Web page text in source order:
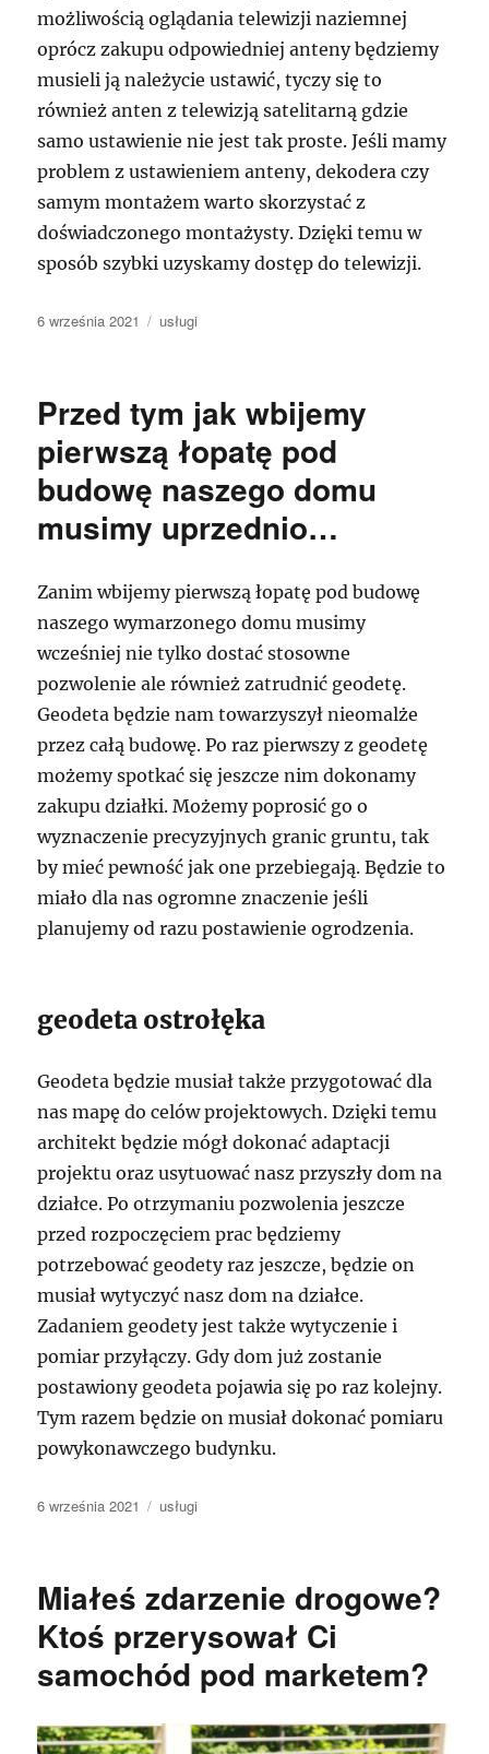
możliwością oglądania telewizji naziemnej
oprócz zakupu odpowiedniej anteny będziemy
musieli ją należycie ustawić, tyczy się to
również anten z telewizją satelitarną gdzie
samo ustawienie nie jest tak proste. Jeśli mamy
problem z ustawieniem anteny, dekodera czy
samym montażem warto skorzystać z
doświadczonego montażysty. Dzięki temu w
sposób szybki uzyskamy dostęp do telewizji.
Data
6 września 2021 Kategorie
usługi
Przed tym jak wbijemy
pierwszą łopatę pod
budowę naszego domu
musimy uprzednio…
Zanim wbijemy pierwszą łopatę pod budowę
naszego wymarzonego domu musimy
wcześniej nie tylko dostać stosowne
pozwolenie ale również zatrudnić geodetę.
Geodeta będzie nam towarzyszył nieomalże
przez całą budowę. Po raz pierwszy z geodetę
możemy spotkać się jeszcze nim dokonamy
zakupu działki. Możemy poprosić go o
wyznaczenie precyzyjnych granic gruntu, tak
by mieć pewność jak one przebiegają. Będzie to
miało dla nas ogromne znaczenie jeśli
planujemy od razu postawienie ogrodzenia.
geodeta ostrołęka
Geodeta będzie musiał także przygotować dla
nas mapę do celów projektowych. Dzięki temu
architekt będzie mógł dokonać adaptacji
projektu oraz usytuować nasz przyszły dom na
działce. Po otrzymaniu pozwolenia jeszcze
przed rozpoczęciem prac będziemy
potrzebować geodety raz jeszcze, będzie on
musiał wytyczyć nasz dom na działce.
Zadaniem geodety jest także wytyczenie i
pomiar przyłączy. Gdy dom już zostanie
postawiony geodeta pojawia się po raz kolejny.
Tym razem będzie on musiał dokonać pomiaru
powykonawczego budynku.
Data
6 września 2021 Kategorie
usługi
Miałeś zdarzenie drogowe?
Ktoś przerysował Ci
samochód pod marketem?